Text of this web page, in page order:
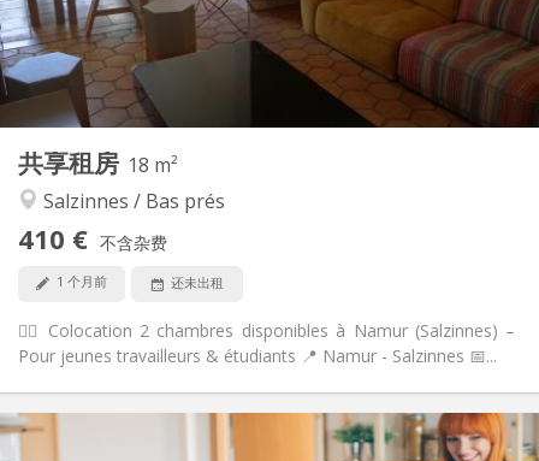
共享租房 18 m²
Salzinnes / Bas prés
410 € 不含杂费
1 个月前 还未出租
🙋‍♀️ Colocation 2 chambres disponibles à Namur (Salzinnes) –
Pour jeunes travailleurs & étudiants 📍 Namur - Salzinnes 📅...
布局
浴室:
共用
厨房:
共用
面积:
18 m
私人房间:
1
实用信息